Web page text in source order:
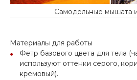
Самодельные мышата
Материалы для работы
Фетр базового цвета для тела
используют оттенки серого,
кремовый).